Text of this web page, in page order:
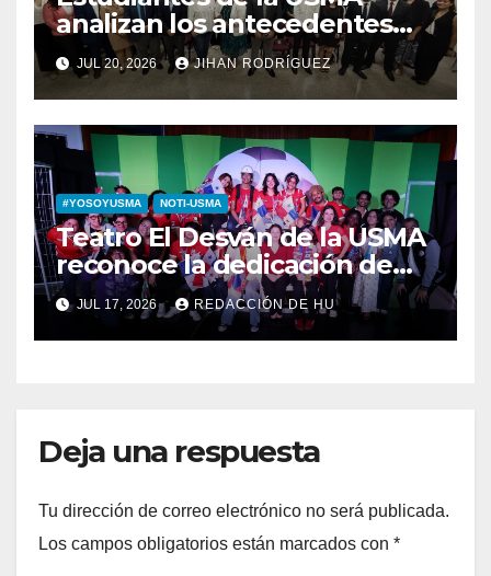
analizan los antecedentes
del Derecho Romano junto a
diputada invitada
JUL 20, 2026 JIHAN RODRÍGUEZ
#YOSOYUSMA NOTI-USMA
Teatro El Desván de la USMA
reconoce la dedicación de
sus estudiantes en su 43
aniversario
JUL 17, 2026 REDACCIÓN DE HU
Deja una respuesta
Tu dirección de correo electrónico no será publicada.
Los campos obligatorios están marcados con *